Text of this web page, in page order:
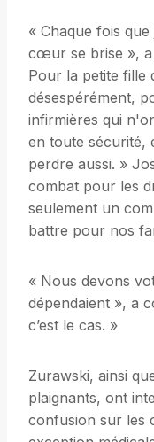
« Chaque fois
cœur se brise », a
Pour la petite fille
désespérément,
infirmières qui
en toute sécurité,
perdre aussi. »
combat pour les
seulement un
battre pour nos
« Nous devons
dépendaient », a
c’est le cas. »
Zurawski, ainsi
plaignants, ont
confusion sur les